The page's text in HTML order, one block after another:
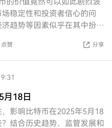
稳定性和投资者信心的问
趋势等因素似乎在其中扮演
点赞 分享
月18日
影响比特币在2025年5月18
结合历史趋势、监管发展和